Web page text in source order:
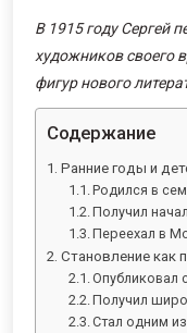
В 1915 году Сергей
художников своего
фигур нового
Содержание
Ранние годы и
Родился в
Получил
Переехал в
Становление как
Опубликовал
Получил
Стал одним